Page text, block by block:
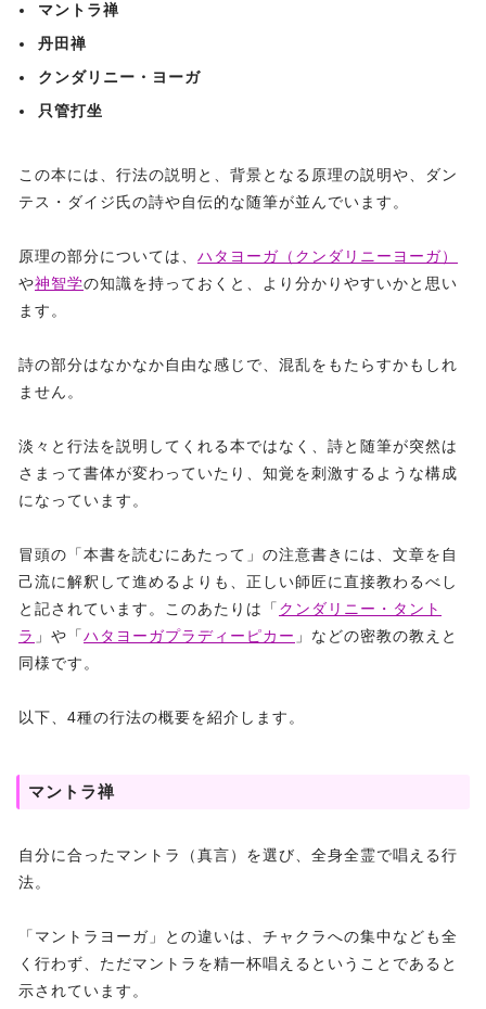
マントラ禅
丹田禅
クンダリニー・ヨーガ
只管打坐
この本には、行法の説明と、背景となる原理の説明や、ダン
テス・ダイジ氏の詩や自伝的な随筆が並んでいます。
原理の部分については、 ハタヨーガ（クンダリニーヨーガ）
や神智学の知識を持っておくと、より分かりやすいかと思い
ます。
詩の部分はなかなか自由な感じで、混乱をもたらすかもしれ
ません。
淡々と行法を説明してくれる本ではなく、詩と随筆が突然は
さまって書体が変わっていたり、知覚を刺激するような構成
になっています。
冒頭の「本書を読むにあたって」の注意書きには、文章を自
己流に解釈して進めるよりも、正しい師匠に直接教わるべし
と記されています。このあたりは「 クンダリニー・タント
ラ 」や「ハタヨーガプラディーピカー 」などの密教の教えと
同様です。
以下、4種の行法の概要を紹介します。
マントラ禅
自分に合ったマントラ（真言）を選び、全身全霊で唱える行
法。
「マントラヨーガ」との違いは、チャクラへの集中なども全
く行わず、ただマントラを精一杯唱えるということであると
示されています。